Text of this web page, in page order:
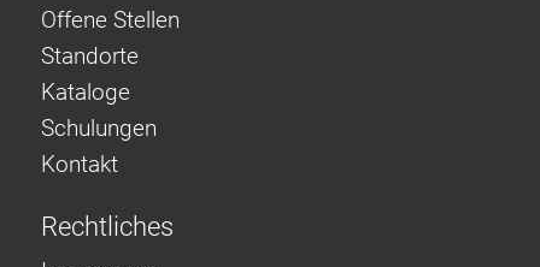
Offene Stellen
Standorte
Kataloge
Schulungen
Kontakt
Rechtliches